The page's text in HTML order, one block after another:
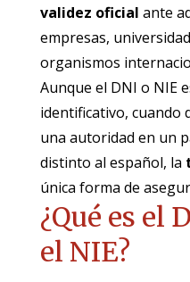
validez oficial ante
empresas,
organismos
Aunque el DNI o NIE
identificativo, cuando
una autoridad en un
distinto al español, la
única forma de
¿Qué es el
el NIE?